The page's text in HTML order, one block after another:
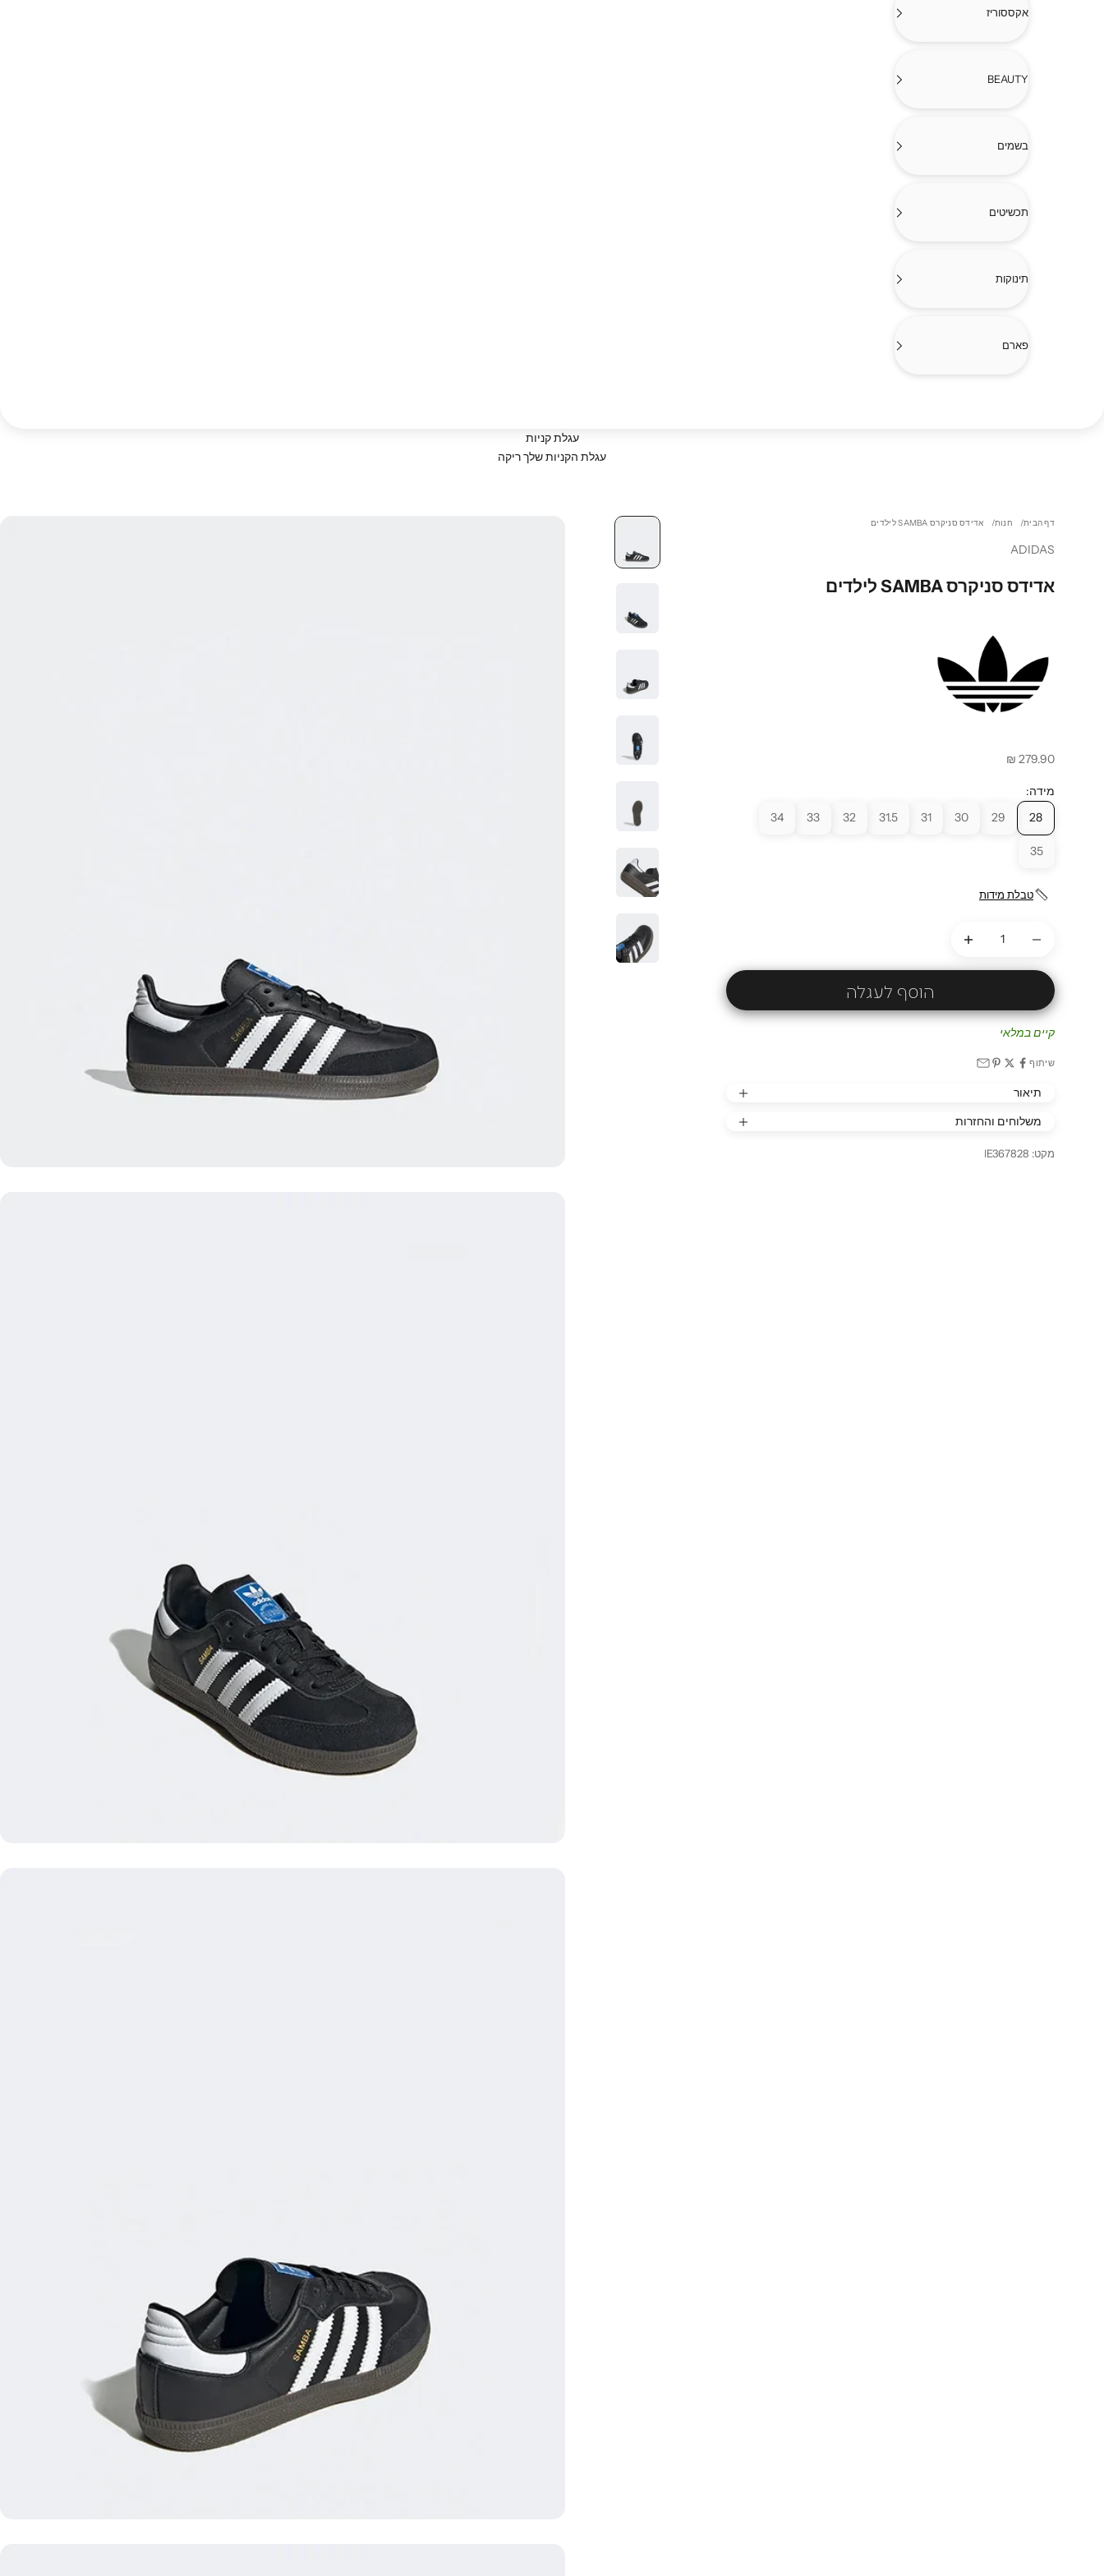
אקססוריז
BEAUTY
בשמים
תכשיטים
תינוקות
פארם
עגלת קניות
עגלת הקניות שלך ריקה
דף הבית חנות אדידס סניקרס SAMBA לילדים
ADIDAS
אדידס סניקרס SAMBA לילדים
מחיר מבצע
279.90 ₪
מידה:
28
29
30
31
31.5
32
33
34
35
טבלת מידות
הוסף לעגלה
קיים במלאי
שיתוף
תיאור
משלוחים והחזרות
מקט: IE367828